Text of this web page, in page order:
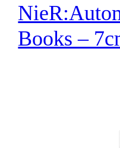
Books –